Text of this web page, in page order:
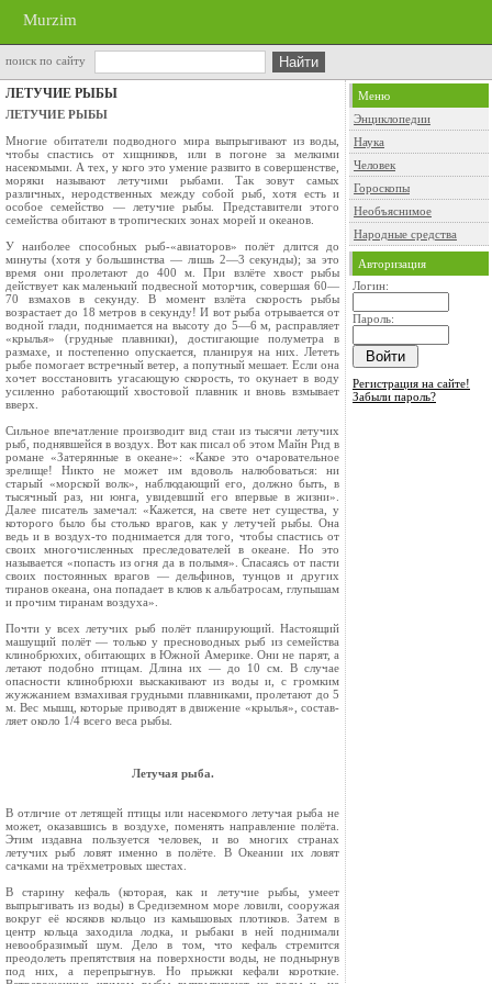
Murzim
поиск по сайту
ЛЕТУЧИЕ РЫБЫ
ЛЕТУЧИЕ РЫБЫ
Многие обитатели подводного мира выпрыги­вают из воды,
чтобы спастись от хищников, или в погоне за мелкими
насекомыми. А тех, у кого это умение развито в совершенстве,
моряки называют летучими рыбами. Так зовут самых
различных, неродственных между собой рыб, хотя есть и
особое семейство — летучие рыбы. Представители этого
семейства обитают в тро­пических зонах морей и океанов.
У наиболее способных рыб-«авиаторов» полёт длится до
минуты (хотя у большинства — лишь 2—3 секунды); за это
время они пролетают до 400 м. При взлёте хвост рыбы
действует как маленький подвесной моторчик, совершая 60—
70 взмахов в секунду. В момент взлёта скорость рыбы
возрастает до 18 метров в секунду! И вот рыба отрывается от
водной глади, поднимается на высоту до 5—6 м, расправляет
«крылья» (грудные плавники), достигающие полуметра в
размахе, и постепенно опускается, планируя на них. Лететь
рыбе помогает встречный ветер, а попутный мешает. Если она
хочет восстановить угасающую скорость, то окунает в воду
усиленно работающий хвостовой плавник и вновь взмыва­ет
вверх.
Сильное впечатление производит вид стаи из тысячи летучих
рыб, поднявшейся в воздух. Вот как писал об этом Майн Рид в
романе «Затерян­ные в океане»: «Какое это очаровательное
зре­лище! Никто не может им вдоволь налюбоваться: ни
старый «морской волк», наблюдающий его, должно быть, в
тысячный раз, ни юнга, увидев­ший его впервые в жизни».
Далее писатель за­мечал: «Кажется, на свете нет существа, у
кото­рого было бы столько врагов, как у летучей рыбы. Она
ведь и в воздух-то поднимается для того, чтобы спастись от
своих многочисленных преследователей в океане. Но это
называется «попасть из огня да в полымя». Спасаясь от пасти
своих постоянных врагов — дельфинов, тунцов и других
тиранов океана, она попадает в клюв к альбатросам, глупышам
и прочим тира­нам воздуха».
Почти у всех летучих рыб полёт планирую­щий. Настоящий
машущий полёт — только у пресноводных рыб из семейства
клинобрюхих, обитающих в Южной Америке. Они не парят, а
летают подобно птицам. Длина их — до 10 см. В случае
опасности клинобрюхи выскакивают из воды и, с громким
жужжанием взмахивая груд­ными плавниками, пролетают до 5
м. Вес мышц, которые приводят в движение «крылья», состав­
ляет около 1/4 всего веса рыбы.
Летучая рыба.
В отличие от летящей птицы или насекомого летучая рыба не
может, оказавшись в воздухе, поменять направ­ление полёта.
Этим издавна пользуется человек, и во многих странах
летучих рыб ловят именно в полёте. В Океании их ловят
сачками на трёхметровых шестах.
В старину кефаль (которая, как и летучие рыбы, уме­ет
выпрыгивать из воды) в Средиземном море ловили, со­оружая
вокруг её косяков кольцо из камышовых плотиков. Затем в
центр кольца заходила лодка, и рыбаки в ней поднимали
невообразимый шум. Дело в том, что кефаль стремится
преодолеть препятствия на поверхности воды, не поднырнув
под них, а перепрыгнув. Но прыжки кефали ко­роткие.
Меню
Энциклопедии
Наука
Человек
Гороскопы
Необъяснимое
Народные средства
Авторизация
Логин:
Пароль:
Регистрация на сайте!
Забыли пароль?